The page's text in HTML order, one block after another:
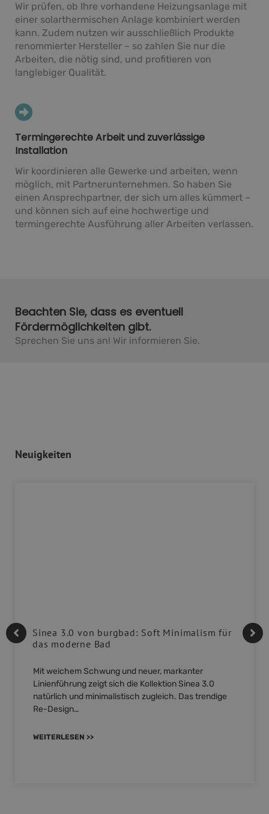
Wir prüfen, ob Ihre vorhandene Heizungsanlage mit
einer solarthermischen Anlage kombiniert werden
kann. Zudem nutzen wir ausschließlich Produkte
renommierter Hersteller – so zahlen Sie nur die
Arbeiten, die nötig sind, und profitieren von
langlebiger Qualität.
Termingerechte Arbeit und zuverlässige
Installation
Wir koordinieren alle Gewerke und arbeiten, wenn
möglich, mit Partnerunternehmen. So haben Sie
einen Ansprechpartner, der sich um alles kümmert –
und können sich auf eine hochwertige und
termingerechte Ausführung aller Arbeiten verlassen.
Beachten Sie, dass es eventuell
Fördermöglichkeiten gibt.
Sprechen Sie uns an! Wir informieren Sie.
Neuigkeiten
Sinea 3.0 von burgbad: Soft Minimalism für
das moderne Bad
Mit weichem Schwung und neuer, markanter
Linienführung zeigt sich die Kollektion Sinea 3.0
natürlich und minimalistisch zugleich. Das trendige
Re-Design…
WEITERLESEN >>